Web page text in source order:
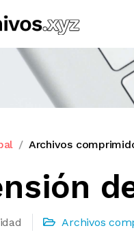
Archivos
Archivos